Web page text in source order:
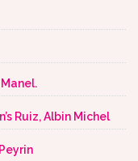
Ruiz, Albin Michel